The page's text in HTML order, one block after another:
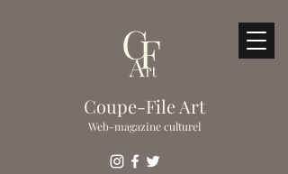
Coupe-File Art
Web-magazine culturel